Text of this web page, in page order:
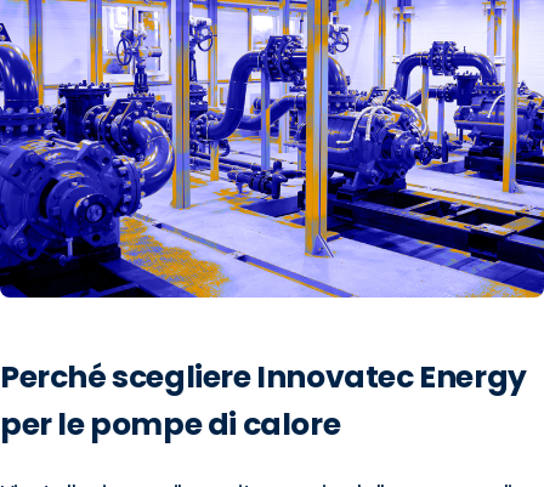
Perché scegliere Innovatec Energy
per le pompe di calore